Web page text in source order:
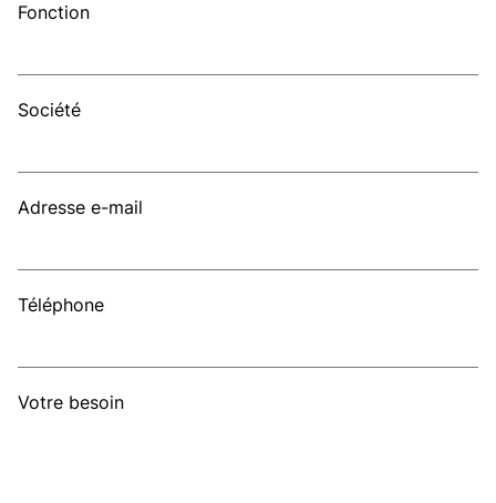
Fonction
Société
Adresse e-mail
Téléphone
Votre besoin